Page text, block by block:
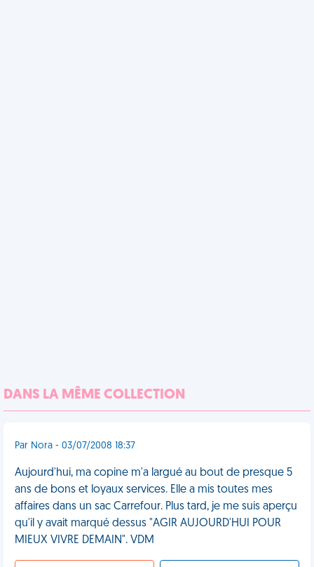
DANS LA MÊME COLLECTION
Par Nora - 03/07/2008 18:37
Aujourd'hui, ma copine m'a largué au bout de presque 5
ans de bons et loyaux services. Elle a mis toutes mes
affaires dans un sac Carrefour. Plus tard, je me suis aperçu
qu'il y avait marqué dessus "AGIR AUJOURD'HUI POUR
MIEUX VIVRE DEMAIN". VDM